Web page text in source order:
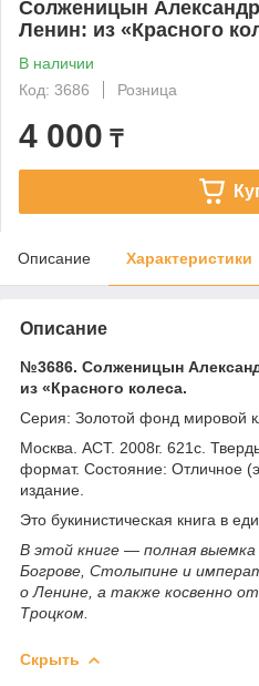
Солженицын
Ленин: из «Красного
В наличии
Код: 3686
Розница
4 000 ₸
Описание Характеристики
Описание
№3686. Солженицын
из «Красного колеса.
Серия: Золотой фонд мировой
Москва. АСТ. 2008г. 621с.
формат. Состояние: Отличное
издание.
Это букинистическая книга в
В этой книге — полная выемка
Богрове, Столыпине и
о Ленине, а также косвенно
Троцком.
Скрыть